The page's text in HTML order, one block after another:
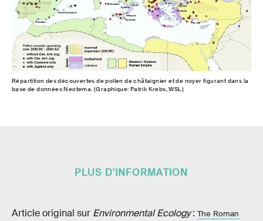
Répartition des découvertes de pollen de châtaignier et de noyer figurant dans la
base de données Neotema. (Graphique: Patrik Krebs, WSL)
PLUS D'INFORMATION
Article original sur Environmental Ecology: The Roman